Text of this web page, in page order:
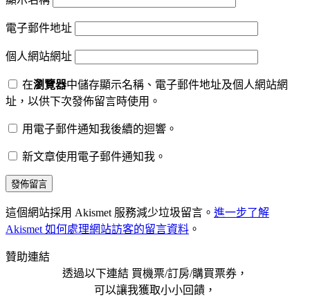
電子郵件地址
個人網站網址
在瀏覽器中儲存顯示名稱、電子郵件地址及個人網站網
址，以供下次發佈留言時使用。
用電子郵件通知我後續的迴響。
新文章使用電子郵件通知我。
這個網站採用 Akismet 服務減少垃圾留言。 進一步了解
Akismet 如何處理網站訪客的留言資料 。
贊助連結
透過以下連結 買機票/訂房/購買票券，
可以讓我獲取小小回饋，